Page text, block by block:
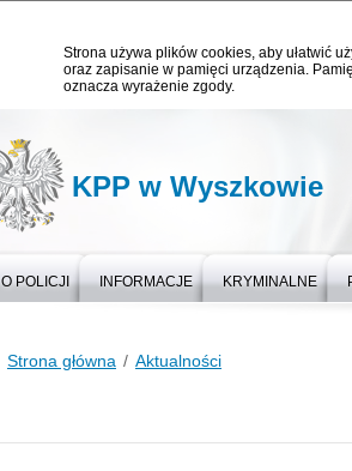
Strona używa plików cookies, aby ułatwić
oraz zapisanie w pamięci urządzenia.
oznacza wyrażenie zgody.
KPP w Wyszkowie
O POLICJI INFORMACJE KRYMINALNE
Strona główna Aktualności